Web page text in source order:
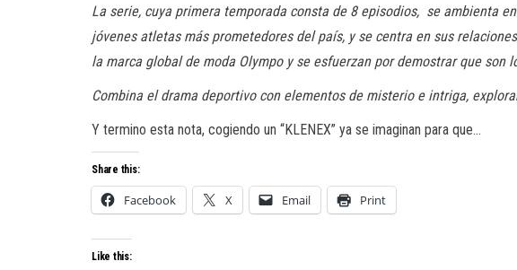
La serie, cuya primera temporada consta de 8 episodios, se ambienta
jóvenes atletas más prometedores del país, y se centra en sus
la marca global de moda Olympo y se esfuerzan por demostrar que son
Combina el drama deportivo con elementos de misterio e intriga,
Y termino esta nota, cogiendo un “KLENEX” ya se imaginan para que…
Share this:
Facebook X Email Print
Like this: